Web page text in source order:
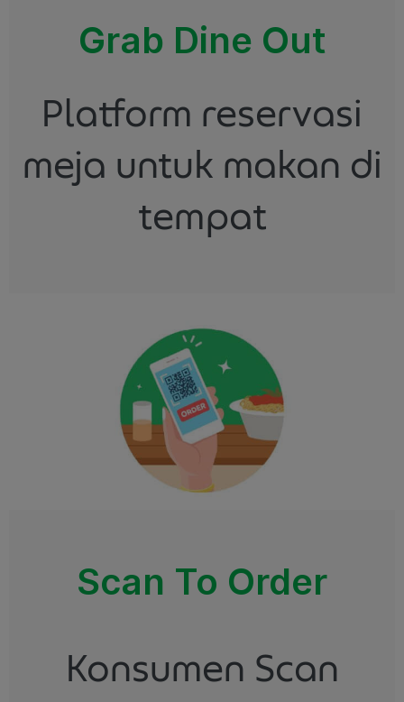
Grab Dine Out
Platform reservasi
meja untuk makan di
tempat
Scan To Order
Konsumen Scan